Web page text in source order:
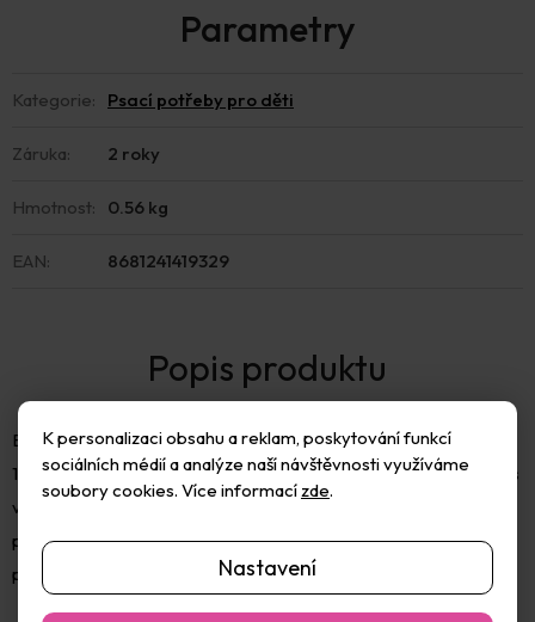
K personalizaci obsahu a reklam, poskytování funkcí
sociálních médií a analýze naší návštěvnosti využíváme
soubory cookies. Více informacízde.
Nastavení
Balení obsahuje 12ks šestihranných pastelek, 2ks tužek (2B, HB),
1ks plastového ořezávátka, 1ks gumy, 8ks voskovek, 6ks fixů a 1ks
vodových barev se štětcem (8 odstínů). Vše je uloženo v
praktickém plastovém kufříku s rukojetí. Kufřík usnadňuje
přenášení
Kategorie: Psací potřeby pro děti
Záruka: 2 roky
Hmotnost: 0.56 kg
EAN: 8681241419329